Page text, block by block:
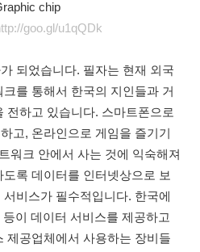
chip
goo.gl/u1qQDk
되었습니다. 필자는 현재 외국
를 통해서 한국의 지인들과 거
전하고 있습니다. 스마트폰으로
고, 온라인으로 게임을 즐기기
워크 안에서 사는 것에 익숙해져
록 데이터를 인터넷상으로 보
비스가 필수적입니다. 한국에
이 데이터 서비스를 제공하고
제공업체에서 사용하는 장비들